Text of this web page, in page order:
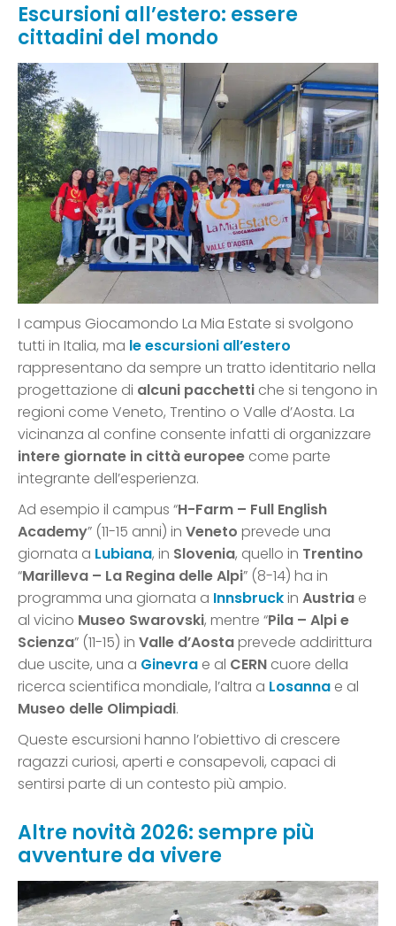
Escursioni all’estero: essere
cittadini del mondo
I campus Giocamondo La Mia Estate si svolgono
tutti in Italia, ma le escursioni all’estero
rappresentano da sempre un tratto identitario nella
progettazione di alcuni pacchetti che si tengono in
regioni come Veneto, Trentino o Valle d’Aosta. La
vicinanza al confine consente infatti di organizzare
intere giornate in città europee come parte
integrante dell’esperienza.
Ad esempio il campus “H-Farm – Full English
Academy” (11-15 anni) in Veneto prevede una
giornata a Lubiana, in Slovenia, quello in Trentino
“Marilleva – La Regina delle Alpi” (8-14) ha in
programma una giornata a Innsbruckin Austria e
al vicino Museo Swarovski, mentre “Pila – Alpi e
Scienza” (11-15) in Valle d’Aostaprevede addirittura
due uscite, una a Ginevra e al CERN cuore della
ricerca scientifica mondiale, l’altra a Losanna e al
Museo delle Olimpiadi.
Queste escursioni hanno l’obiettivo di crescere
ragazzi curiosi, aperti e consapevoli, capaci di
sentirsi parte di un contesto più ampio.
Altre novità 2026: sempre più
avventure da vivere